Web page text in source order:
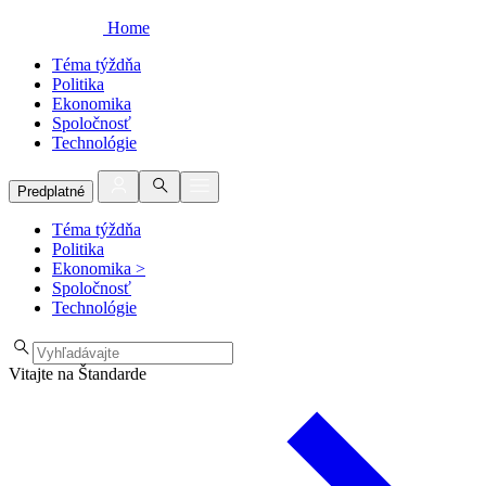
Home
Téma týždňa
Politika
Ekonomika
Spoločnosť
Technológie
Predplatné
Téma týždňa
Politika
Ekonomika >
Spoločnosť
Technológie
Vitajte na Štandarde